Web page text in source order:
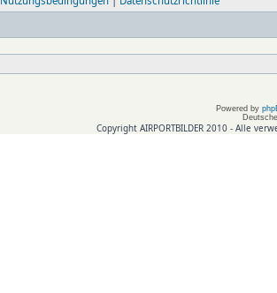
Powered by
Copyright AIRPORTBILDER 2010 - Alle